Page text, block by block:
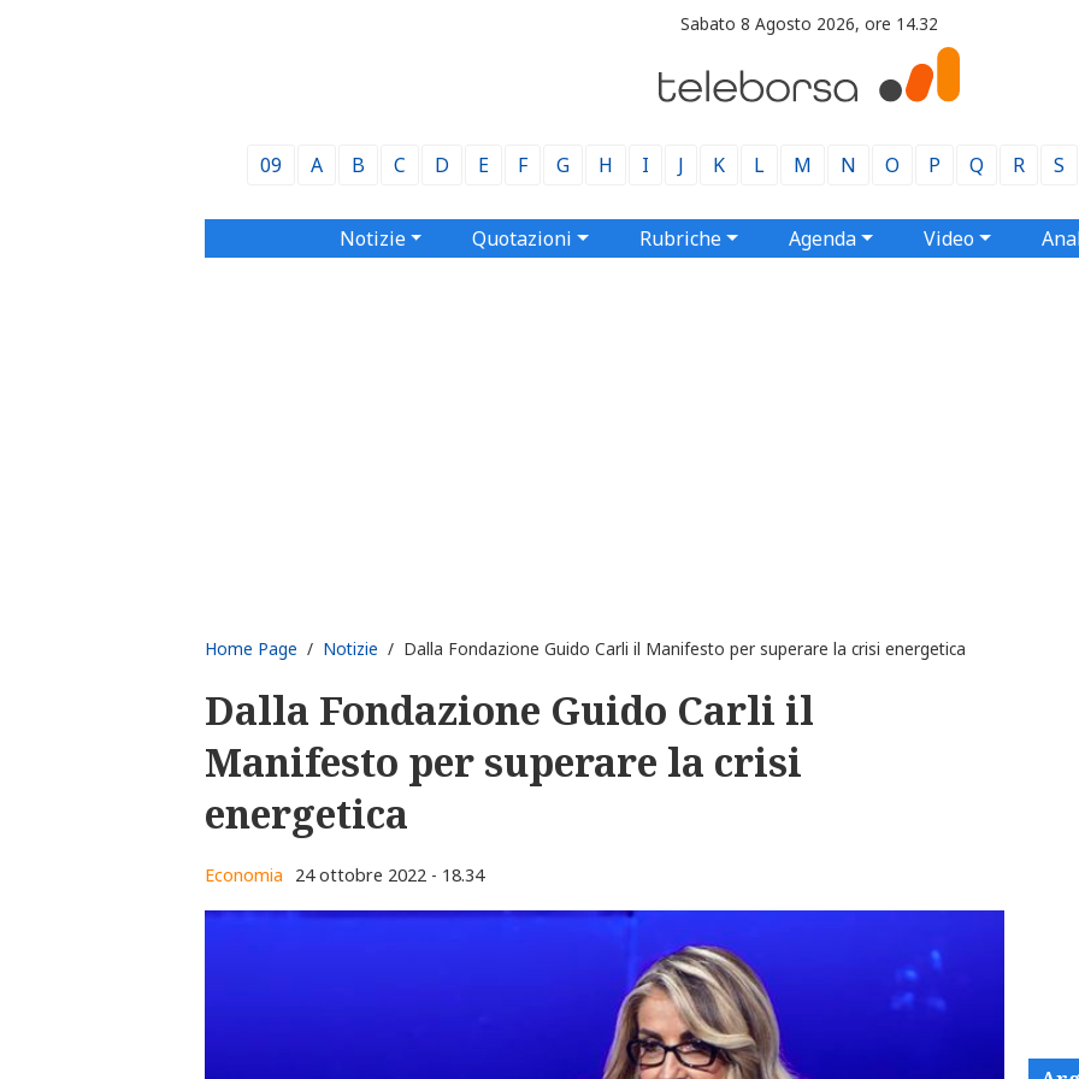
Sabato 8 Agosto 2026, ore 14.32
09 A B C D E F G H I J K L M N O P Q R S
Notizie Quotazioni Rubriche Agenda Video
Home Page / Notizie / Dalla Fondazione Guido Carli il Manifesto per superare la crisi energetica
Dalla Fondazione Guido Carli il
Manifesto per superare la crisi
energetica
Economia 24 ottobre 2022 - 18.34